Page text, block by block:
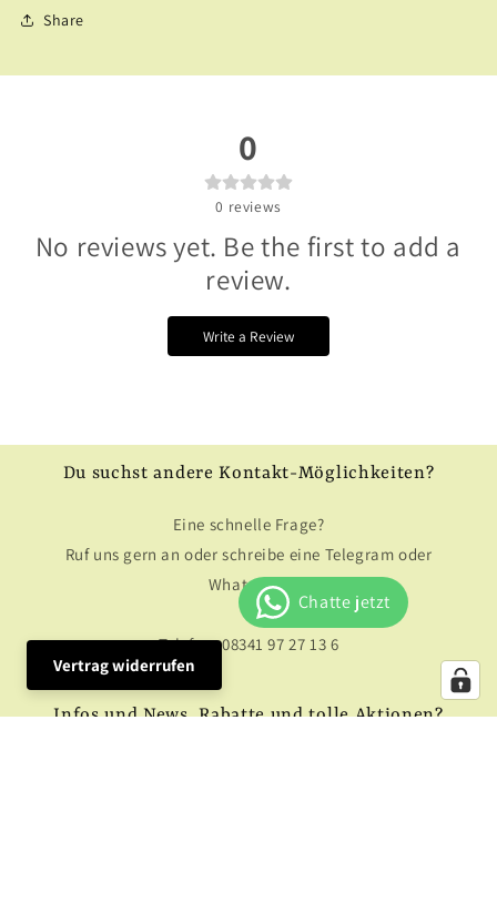
Share
0
0 reviews
No reviews yet. Be the first to add a
review.
Write a Review
Du suchst andere Kontakt-Möglichkeiten?
Eine schnelle Frage?
Ruf uns gern an oder schreibe eine Telegram oder
Whatsapp:
Telefon: 08341 97 27 13 6
Infos und News, Rabatte und tolle Aktionen?
Vertrag widerrufen